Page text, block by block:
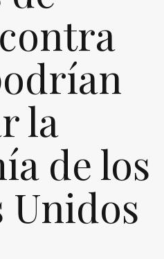
la
de los
Unidos